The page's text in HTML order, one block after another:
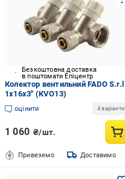
Безкоштовна доставка
в поштомати Епіцентр
Колектор вентильний FADO S.r.l
1x16x3" (КVО13)
оцінити 4 варіанти
1 060 ₴/шт.
Привеземо Доставимо